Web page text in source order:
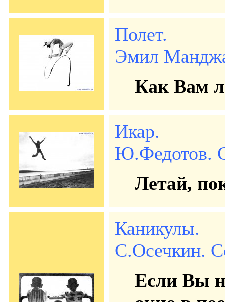
Полет.
Эмил
Как Вам
Икар.
Ю.Федотов.
Летай,
Каникулы.
С.Осечкин.
Если Вы